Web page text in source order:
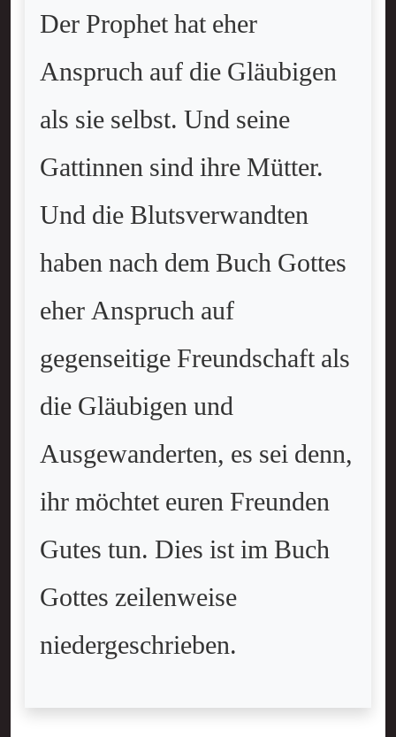
Der Prophet hat eher
Anspruch auf die Gläubigen
als sie selbst. Und seine
Gattinnen sind ihre Mütter.
Und die Blutsverwandten
haben nach dem Buch Gottes
eher Anspruch auf
gegenseitige Freundschaft als
die Gläubigen und
Ausgewanderten, es sei denn,
ihr möchtet euren Freunden
Gutes tun. Dies ist im Buch
Gottes zeilenweise
niedergeschrieben.